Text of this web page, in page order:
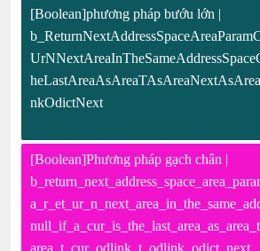
[Boolean]phương pháp bướu lớn |
nkOdictNext
[Boolean]Phương pháp gạch chân |